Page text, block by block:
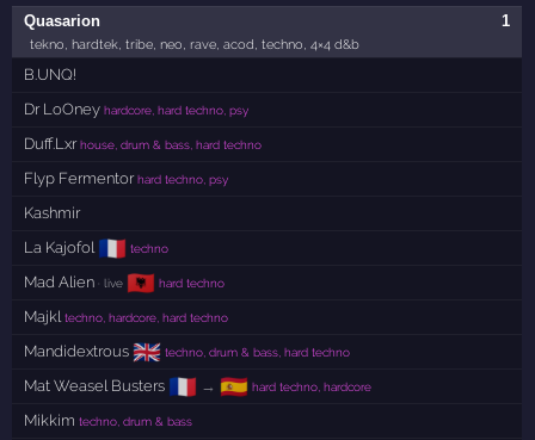
1
Quasarion
tekno, hardtek, tribe, neo, rave, acod, techno, 4×4 d&b
B.UNQ!
Dr LoOney hardcore, hard techno, psy
Duff.Lxr house, drum & bass, hard techno
Flyp Fermentor hard techno, psy
Kashmir
La Kajofol 🇫🇷 techno
Mad Alien · live 🇦🇱 hard techno
Majkl techno, hardcore, hard techno
Mandidextrous 🇬🇧 techno, drum & bass, hard techno
Mat Weasel Busters 🇫🇷 → 🇪🇸 hard techno, hardcore
Mikkim techno, drum & bass